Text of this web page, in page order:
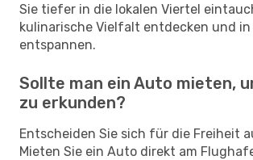
Sie tiefer in die lokalen Viertel
kulinarische Vielfalt entdecken und in
entspannen.
Sollte man ein Auto mieten,
zu erkunden?
Entscheiden Sie sich für die Freiheit
Mieten Sie ein Auto direkt am